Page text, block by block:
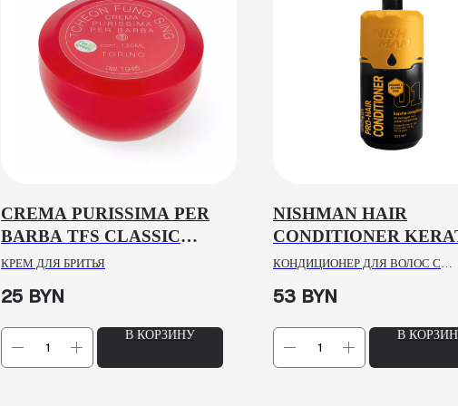
CREMA PURISSIMA PER
BARBA TFS CLASSIC
ALMOND SCENT, 125ML
КРЕМ ДЛЯ БРИТЬЯ
25 BYN
В КОРЗИНУ
NISHMAN HAIR
CONDITIONER
COMPLEX 01, 1250ML
КОНДИЦИОНЕР ДЛЯ ВОЛОС С
53 BYN
В